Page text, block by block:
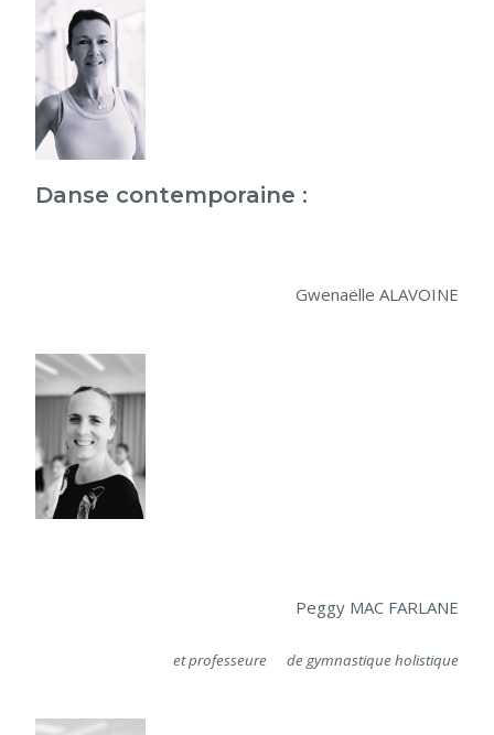
Danse contemporaine :
Gwenaëlle ALAVOINE
Peggy MAC FARLANE
et professeure de gymnastique holistique